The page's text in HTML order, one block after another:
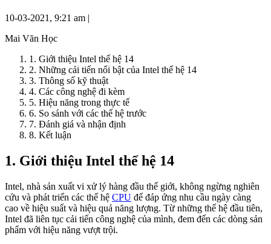
10-03-2021, 9:21 am |
Mai Văn Học
1. Giới thiệu Intel thế hệ 14
2. Những cải tiến nổi bật của Intel thế hệ 14
3. Thông số kỹ thuật
4. Các công nghệ đi kèm
5. Hiệu năng trong thực tế
6. So sánh với các thế hệ trước
7. Đánh giá và nhận định
8. Kết luận
1. Giới thiệu Intel thế hệ 14
Intel, nhà sản xuất vi xử lý hàng đầu thế giới, không ngừng nghiên
cứu và phát triển các thế hệ CPU để đáp ứng nhu cầu ngày càng
cao về hiệu suất và hiệu quả năng lượng. Từ những thế hệ đầu tiên,
Intel đã liên tục cải tiến công nghệ của mình, đem đến các dòng sản
phẩm với hiệu năng vượt trội.